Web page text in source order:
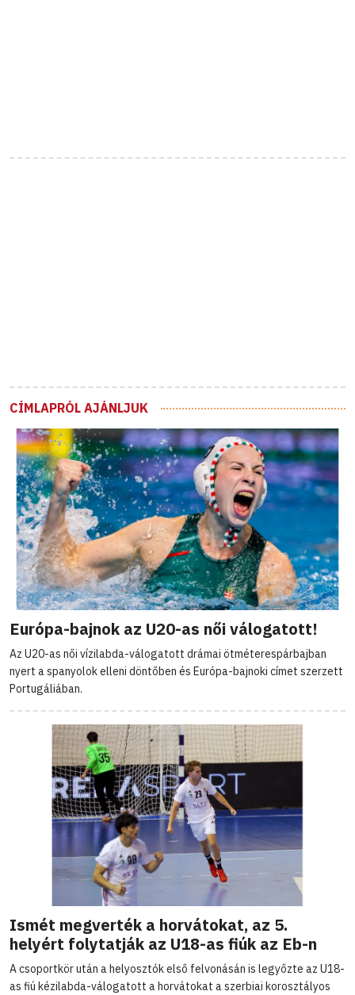
CÍMLAPRÓL AJÁNLJUK
Európa-bajnok az U20-as női válogatott!
Az U20-as női vízilabda-válogatott drámai ötméterespárbajban
nyert a spanyolok elleni döntőben és Európa-bajnoki címet szerzett
Portugáliában.
Ismét megverték a horvátokat, az 5.
helyért folytatják az U18-as fiúk az Eb-n
A csoportkör után a helyosztók első felvonásán is legyőzte az U18-
as fiú kézilabda-válogatott a horvátokat a szerbiai korosztályos